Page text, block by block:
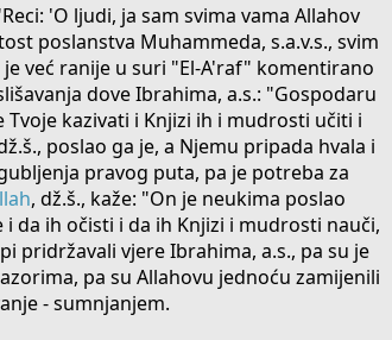
'O ljudi, ja sam svima vama Allahov
poslanstva Muhammeda, s.a.v.s., svim
već ranije u suri "El-A'raf" komentirano
dove Ibrahima, a.s.: "Gospodaru
kazivati i Knjizi ih i mudrosti učiti i
poslao ga je, a Njemu pripada hvala i
pravog puta, pa je potreba za
, dž.š., kaže: "On je neukima poslao
da ih očisti i da ih Knjizi i mudrosti nauči,
pridržavali vjere Ibrahima, a.s., pa su je
pa su Allahovu jednoću zamijenili
- sumnjanjem.